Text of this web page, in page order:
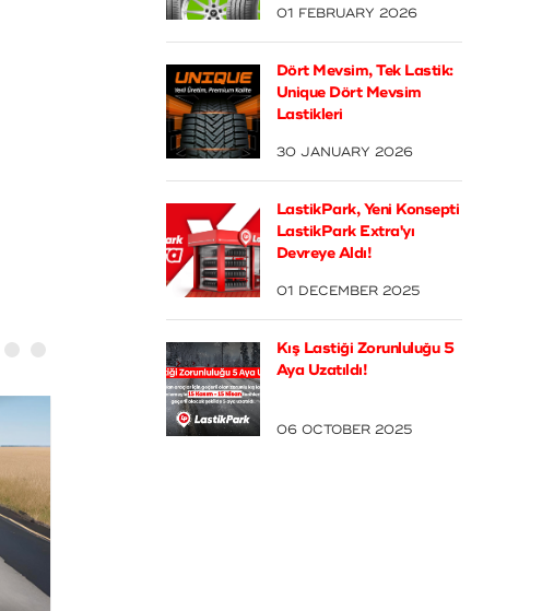
01 FEBRUARY 2026
Dört Mevsim, Tek Lastik:
Unique Dört Mevsim
Lastikleri
30 JANUARY 2026
LastikPark, Yeni Konsepti
LastikPark Extra'yı
Devreye Aldı!
01 DECEMBER 2025
Kış Lastiği Zorunluluğu 5
Aya Uzatıldı!
06 OCTOBER 2025